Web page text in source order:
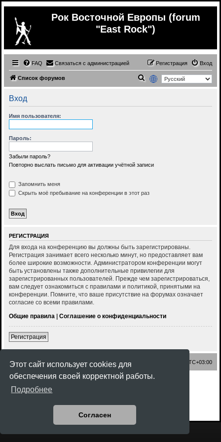
Этот сайт использует cookies для
обеспечения своей корректной работы.
Подробнее
Согласен
Рок Восточной Европы (forum
"East Rock")
FAQ Связаться с администрацией Вход
Регистрация
Список форумов
Вход
Имя пользователя:
Пароль:
Забыли пароль?
Повторно выслать письмо для активации учётной записи
Запомнить меня
Скрыть моё пребывание на конференции в этот раз
РЕГИСТРАЦИЯ
Для входа на конференцию вы должны быть зарегистрированы.
Регистрация занимает всего несколько минут, но предоставляет вам
более широкие возможности. Администратором конференции могут
быть установлены также дополнительные привилегии для
зарегистрированных пользователей. Прежде чем зарегистрироваться,
вам следует ознакомиться с правилами и политикой, принятыми на
конференции. Помните, что ваше присутствие на форумах означает
согласие со всеми правилами.
Общие правила | Соглашение о конфиденциальности
Регистрация
Список форумов UTC+03:00
Создано на основеphpBB® Forum Software © phpBB Limited
Конфиденциальность|Правила